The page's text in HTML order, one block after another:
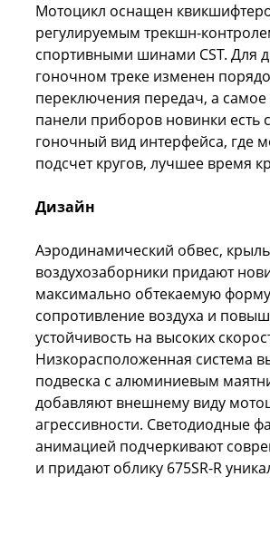
Мотоцикл оснащен
регулируемым трекшн-
спортивными шинами CST. Для
гоночном треке изменен
переключения передач, а
панели приборов новинки есть
гоночный вид интерфейса, где
подсчет кругов, лучшее время
Дизайн
Аэродинамический обвес,
воздухозаборники придают
максимально обтекаемую
сопротивление воздуха и
устойчивость на высоких
Низкорасположенная система
подвеска с алюминиевым
добавляют внешнему виду
агрессивности. Светодиодные
анимацией подчеркивают
и придают облику 675SR-R